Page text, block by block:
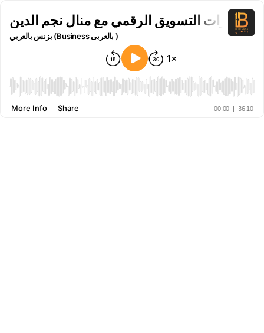
بزنس بالعربي (Business بالعربى )
00:00 | 36:10
More Info Share